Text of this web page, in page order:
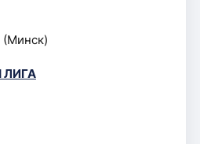
(Минск)
ЛИГА